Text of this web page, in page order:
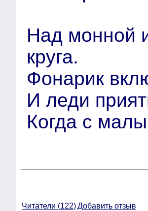
Над монной
круга.
Фонарик
И леди
Когда с
Читатели (122)Добавить отзыв